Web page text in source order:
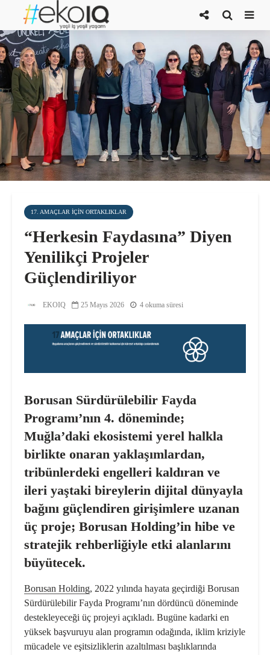
17. AMAÇLAR IÇIN ORTAKLIKLAR
“Herkesin Faydasına” Diyen
Yenilikçi Projeler
Güçlendiriliyor
EKOIQ 25 Mayıs 2026 4 okuma süresi
Borusan Sürdürülebilir Fayda
Programı’nın 4. döneminde;
Muğla’daki ekosistemi yerel halkla
birlikte onaran yaklaşımlardan,
tribünlerdeki engelleri kaldıran ve
ileri yaştaki bireylerin dijital dünyayla
bağını güçlendiren girişimlere uzanan
üç proje; Borusan Holding’in hibe ve
stratejik rehberliğiyle etki alanlarını
büyütecek.
Borusan Holding, 2022 yılında hayata geçirdiği Borusan
Sürdürülebilir Fayda Programı’nın dördüncü döneminde
destekleyeceği üç projeyi açıkladı. Bugüne kadarki en
yüksek başvuruyu alan programın odağında, iklim kriziyle
mücadele ve eşitsizliklerin azaltılması başlıklarında